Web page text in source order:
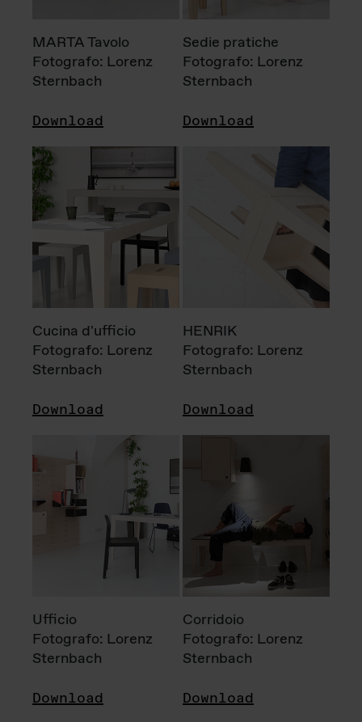
MARTA Tavolo
Fotografo: Lorenz
Sternbach
Download
Sedie pratiche
Fotografo: Lorenz
Sternbach
Download
Cucina d'ufficio
Fotografo: Lorenz
Sternbach
Download
HENRIK
Fotografo: Lorenz
Sternbach
Download
Ufficio
Fotografo: Lorenz
Sternbach
Download
Corridoio
Fotografo: Lorenz
Sternbach
Download